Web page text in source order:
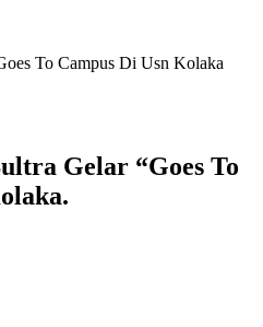
To Campus Di Usn Kolaka
Gelar “Goes To